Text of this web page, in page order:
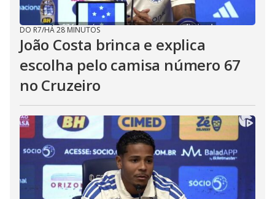
DO R7/HÁ 28 MINUTOS
João Costa brinca e explica
escolha pelo camisa número 67
no Cruzeiro